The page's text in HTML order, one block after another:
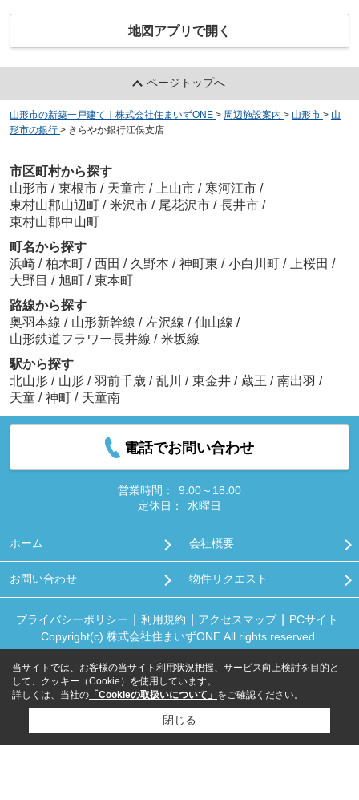
地図アプリで開く
ページトップへ
山形市の新築一戸建て｜株式会社住まいずONE > 周辺施設案内 > 山形市 > 山
形市の銀行 > きらやか銀行江俣支店
市区町村から探す
山形市 / 東根市 / 天童市 / 上山市 / 寒河江市 /
東村山郡山辺町 / 米沢市 / 尾花沢市 / 長井市 /
東村山郡中山町
町名から探す
浜崎 / 柏木町 / 西田 / 久野本 / 神町東 / 小白川町 / 上桜田 /
大野目 / 旭町 / 東本町
路線から探す
奥羽本線 / 山形新幹線 / 左沢線 / 仙山線 /
山形鉄道フラワー長井線 / 米坂線
駅から探す
北山形 / 山形 / 羽前千歳 / 乱川 / 東金井 / 蔵王 / 南出羽 /
天童 / 神町 / 天童南
電話でお問い合わせ
営業時間：
9:00～18:00
定休日：
水曜日
ホーム 会社概要
お問い合わせ 物件リクエスト
プライバシーポリシー 利用規約 アクセスマップ
PCサイト
Copyright(c) 株式会社住まいずONE All rights reserved.
当サイトでは、お客様の当サイト利用状況把握、サービス向上検討を目的と
して、クッキー（Cookie）を使用しています。
詳しくは、当社の 「Cookieの取扱いについて」 をご確認ください。
閉じる